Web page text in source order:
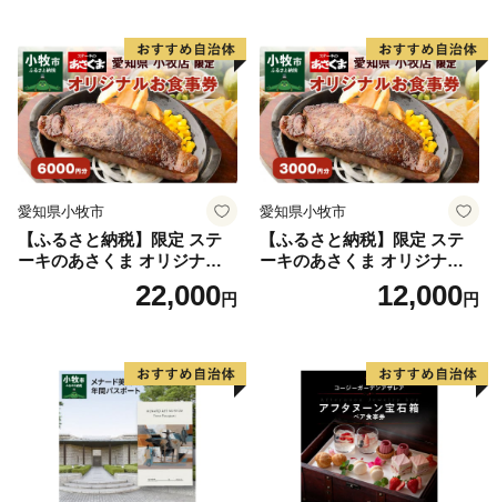
県 小牧店 小牧市 チケット 送
料無料
愛知県小牧市
【ふるさと納税】限定 ステ
ーキのあさくま オリジナル
お食事券 6000円 お好きなメ
ニュー 好きなだけ コーンス
県 小牧店 小牧市 チケット 送
料無料
22,000円
愛知県小牧市
【ふるさと納税】限定 ステ
ーキのあさくま オリジナル
お食事券 3000円 お好きなメ
ニュー 好きなだけ コーンス
県 小牧店 小牧市 チケット 送
12,000円